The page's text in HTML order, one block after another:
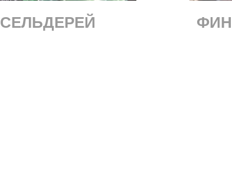
СЕЛЬДЕРЕЙ